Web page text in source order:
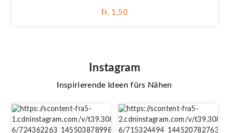
Fr. 1,50
Instagram
Inspirierende Ideen fürs Nähen